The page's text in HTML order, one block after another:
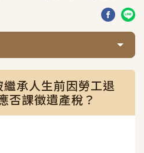
分享到
分
承人生前因勞工退
否課徵遺產稅？